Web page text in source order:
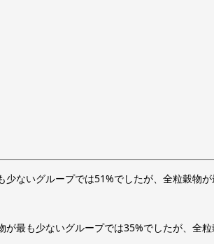
ないグループでは51%でしたが、全粒穀物
最も少ないグループでは35%でしたが、全